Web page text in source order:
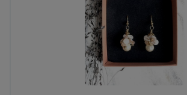
POPPER DESIGN,
LOV!T -KÄSITYÖPUOTI,
(+verkkokauppa)
PALVELUNI:
TYÖPAJAT